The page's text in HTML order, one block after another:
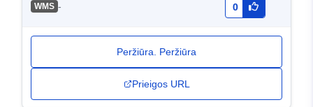
WMS - 0
Peržiūra. Peržiūra
Prieigos URL